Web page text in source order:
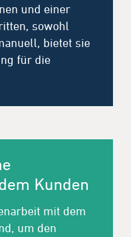
und einer
sowohl
bietet sie
für die
Kunden
mit dem
um den